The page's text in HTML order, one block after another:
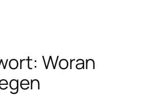
Woran